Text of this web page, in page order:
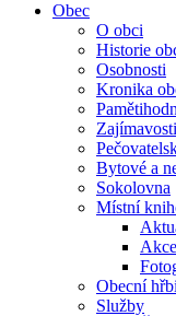
Obec
O obci
Historie
Osobnosti
Kronika
Bytové a
Sokolovna
Místní
Obecní
Služby